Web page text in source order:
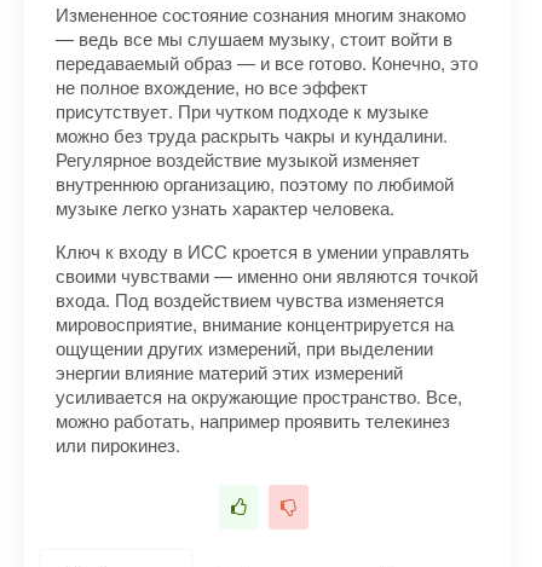
Измененное состояние сознания многим знакомо
— ведь все мы слушаем музыку, стоит войти в
передаваемый образ — и все готово. Конечно, это
не полное вхождение, но все эффект
присутствует. При чутком подходе к музыке
можно без труда раскрыть чакры и кундалини.
Регулярное воздействие музыкой изменяет
внутреннюю организацию, поэтому по любимой
музыке легко узнать характер человека.
Ключ к входу в ИСС кроется в умении управлять
своими чувствами — именно они являются точкой
входа. Под воздействием чувства изменяется
мировосприятие, внимание концентрируется на
ощущении других измерений, при выделении
энергии влияние материй этих измерений
усиливается на окружающие пространство. Все,
можно работать, например проявить телекинез
или пирокинез.